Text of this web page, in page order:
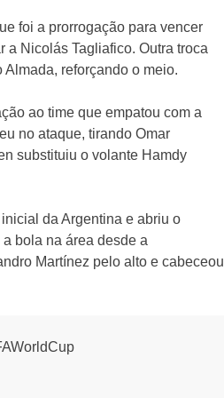
foi a prorrogação para vencer
a Nicolás Tagliafico. Outra troca
reforçando o meio.
ao time que empatou com a
no ataque, tirando Omar
substituiu o volante Hamdy
da Argentina e abriu o
bola na área desde a
Martínez pelo alto e cabeceou